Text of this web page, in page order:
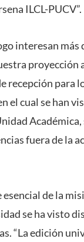
ILCL-PUCV”.
interesan
proyección
recepción para
el cual se han
fuera de la
de la
se ha visto
“La edición